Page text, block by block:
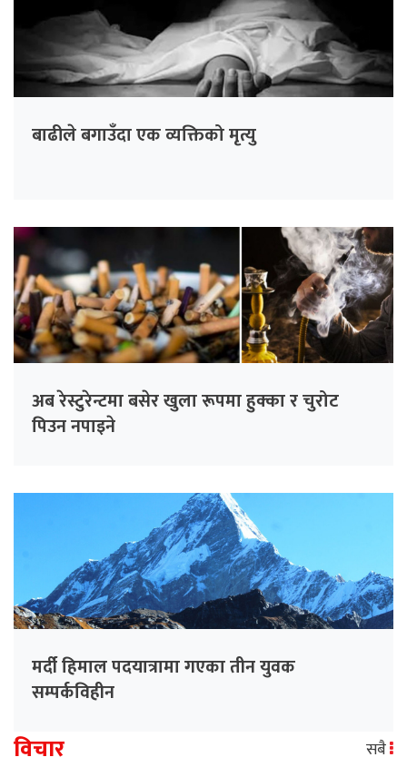
बाढीले बगाउँदा एक व्यक्तिको मृत्यु
अब रेस्टुरेन्टमा बसेर खुला रूपमा हुक्का र चुरोट
पिउन नपाइने
मर्दी हिमाल पदयात्रामा गएका तीन युवक
सम्पर्कविहीन
विचार सबै